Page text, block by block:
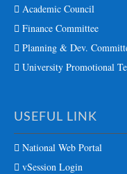
Academic Council
Finance Committee
Planning & Dev.
University Promotional
USEFUL LINK
National Web Portal
vSession Login